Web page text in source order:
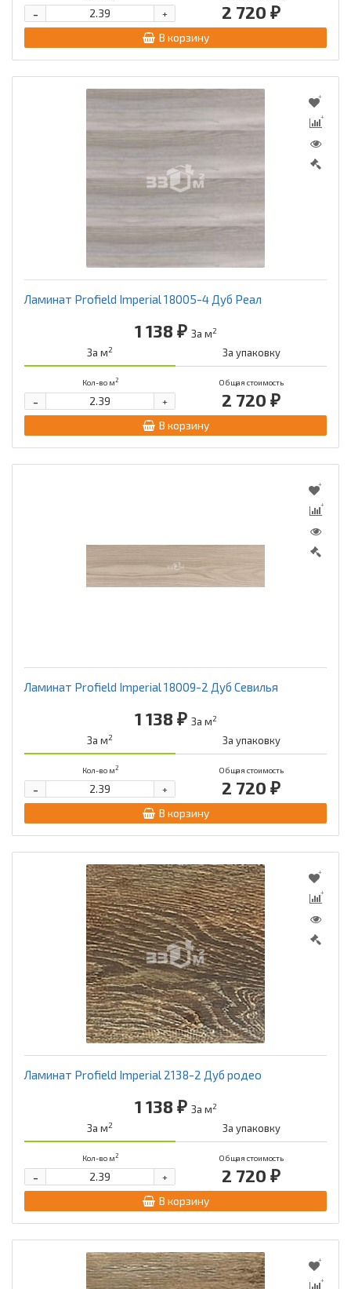
2 720 ₽
+
-
В корзину
Ламинат Profield Imperial 18005-4 Дуб Реал
1 138 ₽ За м2
За м2 За упаковку
Кол-во м2 Общая стоимость
2 720 ₽
+
-
В корзину
Ламинат Profield Imperial 18009-2 Дуб Севилья
1 138 ₽ За м2
За м2 За упаковку
Кол-во м2 Общая стоимость
2 720 ₽
+
-
В корзину
Ламинат Profield Imperial 2138-2 Дуб родео
1 138 ₽ За м2
За м2 За упаковку
Кол-во м2 Общая стоимость
2 720 ₽
+
-
В корзину